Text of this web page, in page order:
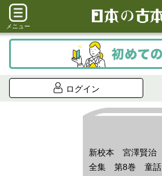
メニュー
ログイン
新校本 宮澤賢治
全集 第8巻 童話